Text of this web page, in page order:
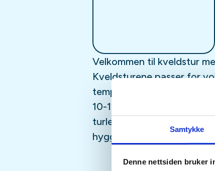
Samtykke
Denne nettsiden bruker
Velkommen til kveldstur
Kveldsturene passer for
tempo, normalt 5 km/time,
10-12 kilometer og vi er
turledere som sørger for
hyggelig fellesskap.